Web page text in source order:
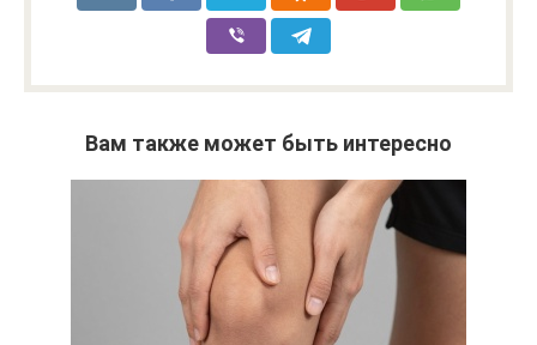
Вам также может быть интересно